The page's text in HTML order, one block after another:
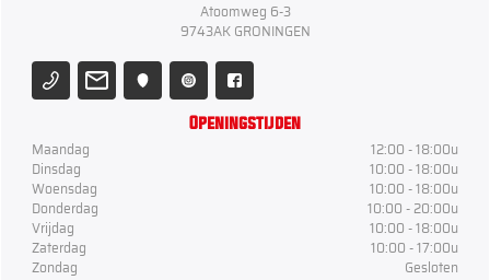
Atoomweg 6-3
9743AK GRONINGEN
Openingstijden
Maandag
12:00 - 18:00u
Dinsdag
10:00 - 18:00u
Woensdag
10:00 - 18:00u
Donderdag
10:00 - 20:00u
Vrijdag
10:00 - 18:00u
Zaterdag
10:00 - 17:00u
Zondag
Gesloten